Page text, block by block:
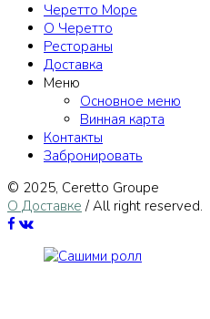
Черетто Море
О Черетто
Рестораны
Доставка
Меню
Основное меню
Винная карта
Контакты
Забронировать
© 2025, Сeretto Groupe
О Доставке / All right reserved.